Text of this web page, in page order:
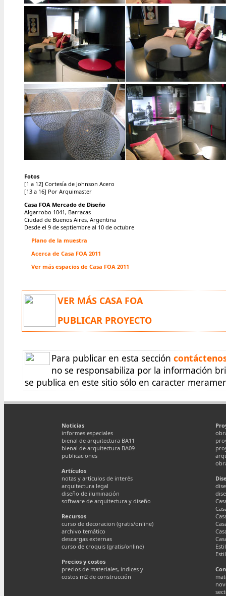
Fotos
[1 a 12] Cortesía de Johnson Acero
[13 a 16] Por Arquimaster
Casa FOA Mercado de Diseño
Algarrobo 1041, Barracas
Ciudad de Buenos Aires, Argentina
Desde el 9 de septiembre al 10 de octubre
Plano de la muestra
Acerca de Casa FOA 2011
Ver más espacios de Casa FOA 2011
VER MÁS CASA FOA
PUBLICAR PROYECTO
Para publicar en esta sección
no se responsabiliza por la información
se publica en este sitio sólo en caracter
Noticias
informes especiales
bienal de arquitectura BA11
bienal de arquitectura BA09
publicaciones
Artículos
notas y artículos de interés
arquitectura legal
diseño de iluminación
software de arquitectura y diseño
Recursos
curso de decoracion (gratis/online)
archivo temático
descargas externas
curso de croquis (gratis/online)
Precios y costos
precios de materiales, indices y
costos m2 de construcción